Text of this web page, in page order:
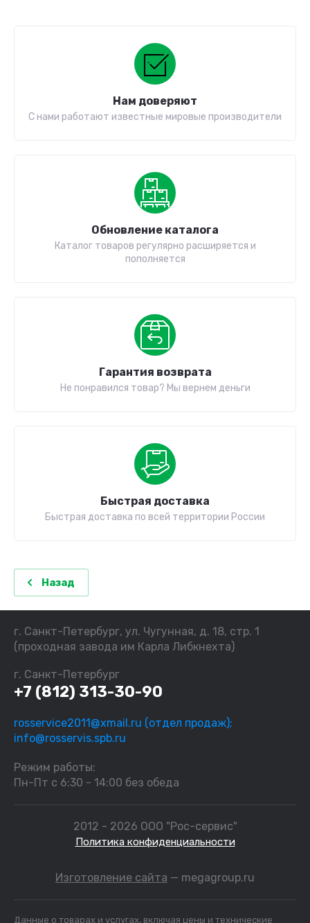
Нам доверяют
С нами работают известные мировые производители
Обновление каталога
Каталог товаров регулярно расширяется и
пополняется
Гарантия возврата
Не понравился товар? Мы вернем деньги
Быстрая доставка
Быстрая доставка по всей территории России
Назад
г. Санкт-Петербург, ул. Чугунная, д. 18, стр. 1
(проходная завода им Карла Либкнехта)
г. Санкт-Петербург
+7 (812) 313-30-90
rosservice2011@xmail.ru (отдел продаж);
info@rosservis.spb.ru
Режим работы:
Пн-Пт с 6:30 - 14:00 без обеда
2012 - 2026 ООО "Рос-сервис"
Политика конфиденциальности
Изготовление сайта — megagroup.ru
Данные о товарах и услугах, включая цены и технические